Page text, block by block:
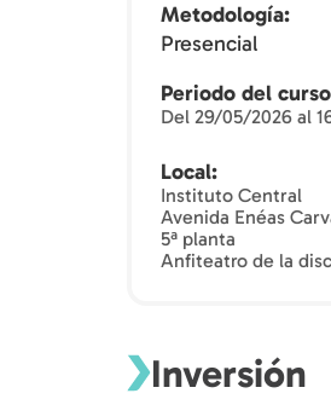
Metodología
Presencial
Periodo del curso
Del 29/05/2026 al
Local
Instituto Central
Avenida Enéas
5ª planta
Anfiteatro de la
Inversión